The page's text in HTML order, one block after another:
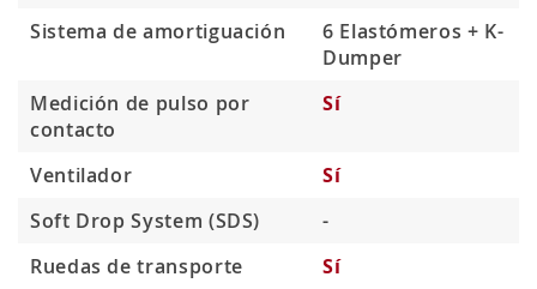
Sistema de amortiguación
6 Elastómeros + K-
Dumper
Medición de pulso por
contacto
Sí
Ventilador
Sí
Soft Drop System (SDS)
-
Ruedas de transporte
Sí